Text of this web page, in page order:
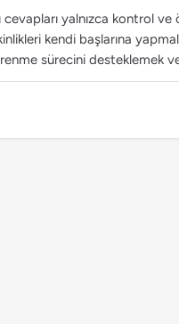
yalnızca kontrol ve
kendi başlarına
sürecini desteklemek